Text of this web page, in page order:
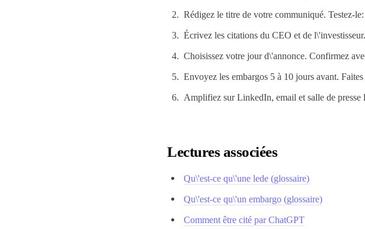
Rédigez le titre de votre communiqué. Testez-
Écrivez les citations du CEO et de
Choisissez votre jour d\'annonce. Confirmez
Envoyez les embargos 5 à 10 jours avant.
Amplifiez sur LinkedIn, email et salle de presse
Lectures associées
Qu\'est-ce qu\'une lede (glossaire)
Qu\'est-ce qu\'un embargo (glossaire)
Comment être cité par ChatGPT